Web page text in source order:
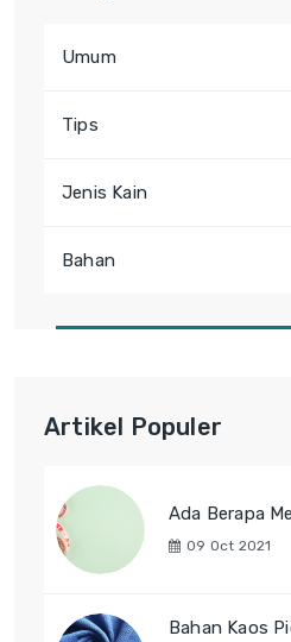
Umum
Tips
Jenis Kain
Bahan
Artikel Populer
Ada Berapa
09 Oct 2021
Bahan Kaos